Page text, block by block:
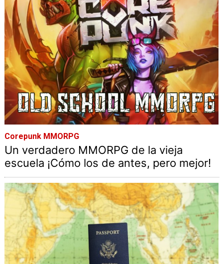
Corepunk MMORPG
Un verdadero MMORPG de la vieja
escuela ¡Cómo los de antes, pero mejor!